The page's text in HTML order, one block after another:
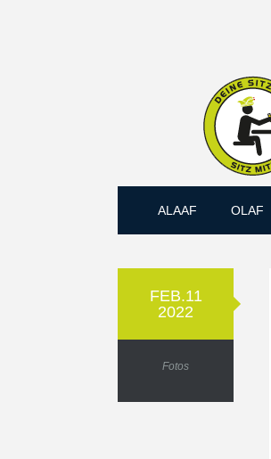
ALAAF OLAF
FEB.11
2022
Fotos